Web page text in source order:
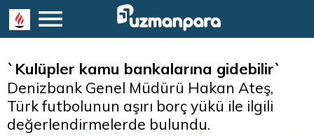
`Kulüpler kamu bankalarına gidebilir`
Denizbank Genel Müdürü Hakan Ateş,
Türk futbolunun aşırı borç yükü ile ilgili
değerlendirmelerde bulundu.